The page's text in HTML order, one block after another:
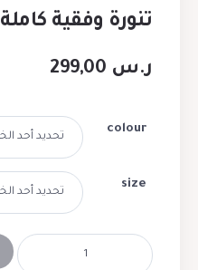
تنورة وﻓﻘﻴﺔ كاملة
ر.س
colour
size